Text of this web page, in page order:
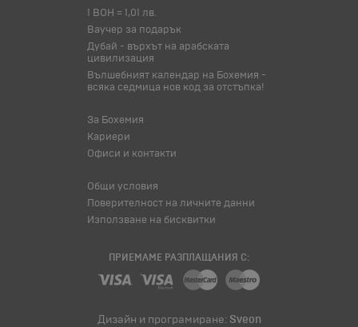
1 BOH = 1,01 лв.
Ваучер за подарък
Дубай - върхът на арабската
цивилизация
Вълшебният календар на Бохемия -
всяка седмица нов код за отстъпка!
За Бохемия
Кариери
Офиси и контакти
Общи условия
Поверителност на личните данни
Използване на бисквитки
ПРИЕМАМЕ РАЗПЛАЩАНИЯ С:
Дизайн и програмиране: Sveon